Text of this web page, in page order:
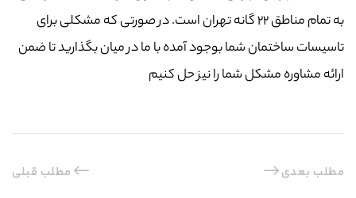
به تمام مناطق ۲۲ گانه تهران است. در صورتی که مشکلی برای
تاسیسات ساختمان شما بوجود آمده با ما در میان بگذارید تا ضمن
ارائه مشاوره مشکل شما را نیز حل کنیم
مطلب قبلی مطلب بعدی